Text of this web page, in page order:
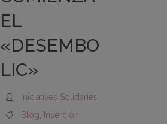
EL
«DESEMBO
LIC»
Iniciatives Solidaries
Blog
Inserción